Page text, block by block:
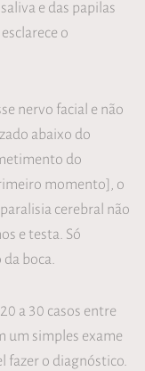
e das papilas
o
nervo facial e não
abaixo do
do
momento], o
cerebral não
e testa. Só
boca.
a 30 casos entre
um simples exame
fazer o diagnóstico.